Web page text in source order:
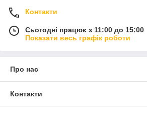
Контакти
Сьогодні працює з 11:00 до 15:00
Показати весь графік роботи
Про нас
Контакти